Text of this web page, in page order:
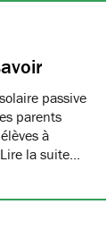
passive
parents
à
la suite…